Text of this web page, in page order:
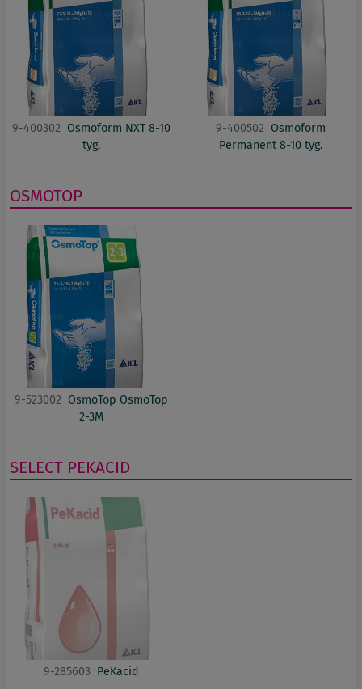
9-400302 Osmoform NXT 8-10
tyg.
9-400502 Osmoform
Permanent 8-10 tyg.
OSMOTOP
9-523002 OsmoTop OsmoTop
2-3M
SELECT PEKACID
9-285603 PeKacid